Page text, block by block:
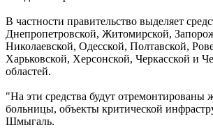
В частности правительство выделяет
Днепропетровской, Житомирской,
Николаевской, Одесской, Полтавской,
Харьковской, Херсонской, Черкасской и
областей.
"На эти средства будут
больницы, объекты критической
Шмыгаль.